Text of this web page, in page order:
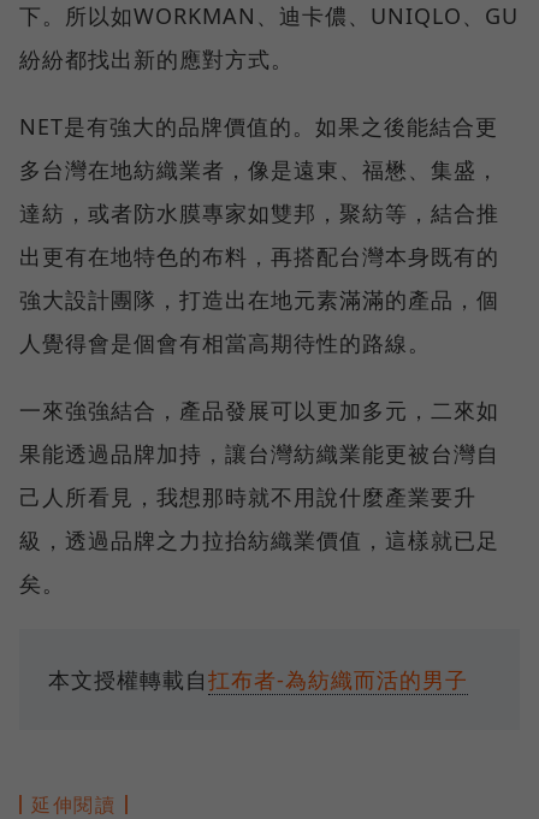
下。所以如WORKMAN、迪卡儂、UNIQLO、GU
紛紛都找出新的應對方式。
NET是有強大的品牌價值的。如果之後能結合更
多台灣在地紡織業者，像是遠東、福懋、集盛，
達紡，或者防水膜專家如雙邦，聚紡等，結合推
出更有在地特色的布料，再搭配台灣本身既有的
強大設計團隊，打造出在地元素滿滿的產品，個
人覺得會是個會有相當高期待性的路線。
一來強強結合，產品發展可以更加多元，二來如
果能透過品牌加持，讓台灣紡織業能更被台灣自
己人所看見，我想那時就不用說什麼產業要升
級，透過品牌之力拉抬紡織業價值，這樣就已足
矣。
本文授權轉載自扛布者-為紡織而活的男子
延伸閱讀